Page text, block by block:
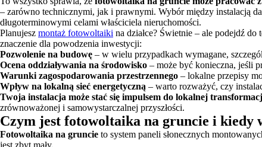
– zarówno technicznymi, jak i prawnymi. Wybór między instalacją
długoterminowymi celami właściciela nieruchomości.
Planujesz montaż fotowoltaiki na działce? Świetnie – ale podejdź
znaczenie dla powodzenia inwestycji:
Pozwolenie na budowę – w wielu przypadkach wymagane,
Ocena oddziaływania na środowisko – może być konieczna, jeśli
Warunki zagospodarowania przestrzennego – lokalne przepisy
Wpływ na lokalną sieć energetyczną – warto rozważyć, czy
Twoja instalacja może stać się impulsem do lokalnej
zrównoważonej i samowystarczalnej przyszłości.
Czym jest fotowoltaika na gruncie i kiedy
Fotowoltaika na gruncie to system paneli słonecznych
jest zbyt mały,